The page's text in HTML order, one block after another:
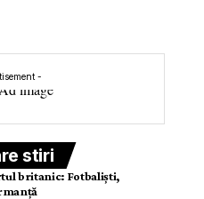
-
stiri
britanic: Fotbaliști,